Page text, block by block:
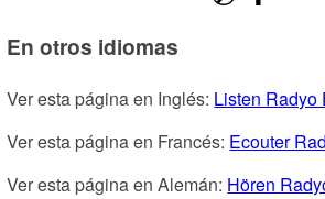
En otros idiomas
Ver esta página en Inglés: Listen Radyo
Ver esta página en Francés: Ecouter
Ver esta página en Alemán: Hören